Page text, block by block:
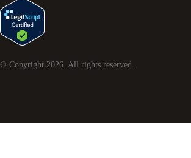
© Copyright 2026. All rights reserved.